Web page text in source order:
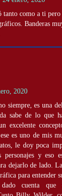
como a ti pero
Banderas
2020
siempre, es una
sabe de lo que
excelente
es uno de mis
le doy poca
personajes y eso
dejarlo de lado.
para entender
cuenta que